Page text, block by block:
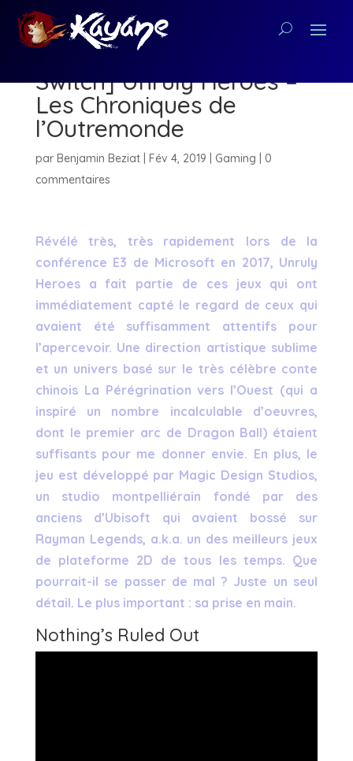
[Critique Nintendo
Switch] Unruly Heroes –
Les Chroniques de
l’Outremonde
par Benjamin Beziat| Fév 4, 2019 Gaming
0
commentaires
Révélé très, très rapidement lors de la
conférence E3 de Microsoft en 2017, Unruly
Heroes a fait partie de ces jeux qui ont
immédiatement capté le regard de ceux qui
avaient été suffisamment attentifs pour
l’apercevoir. Une direction artistique sublime
et un univers basé sur le très célèbre conte
chinois La Pérégrination vers l’Ouest (qui a
inspiré un nombre incalculable d’oeuvres,
dont le premier arc de Dragon Ball) étaient
suffisants pour me donner envie. En plus, le
jeu est développé par Magic Design Studios,
un studio montpelliérain fondé par des
anciens d’Ubisoft qui avaient bossé sur
Rayman Legends, a.k.a. un des meilleurs jeux
de plateforme 2D de tous les temps. Que
pourrait-il se passer de mal ? Juste un seul
détail. Le plus important : sa prise en main.
Nothing’s Ruled Out